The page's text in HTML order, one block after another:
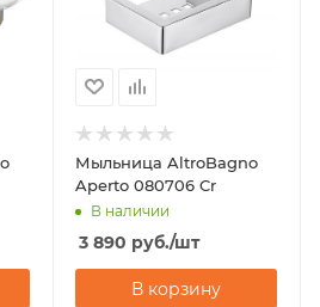
Мыльница AltroBagno
Aperto 080706 Cr
В наличии
3 890 руб./шт
В корзину